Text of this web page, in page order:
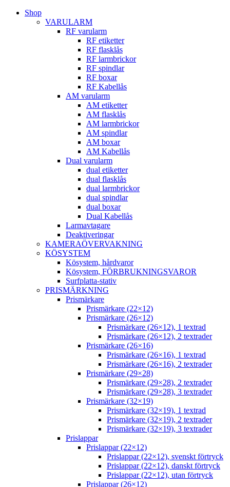
Shop
VARULARM
RF varularm
RF etiketter
RF flasklås
RF larmbrickor
RF spindlar
RF boxar
RF Kabellås
AM varularm
AM etiketter
AM flasklås
AM larmbrickor
AM spindlar
AM boxar
AM Kabellås
Dual varularm
dual etiketter
dual flasklås
dual larmbrickor
dual spindlar
dual boxar
Dual Kabellås
Larmavtagare
Deaktiveringar
KAMERAÖVERVAKNING
KÖSYSTEM
Kösystem, hårdvaror
Kösystem, FÖRBRUKNINGSVAROR
Surfplatta-stativ
PRISMÄRKNING
Prismärkare
Prismärkare (22×12)
Prismärkare (26×12)
Prismärkare (26×12), 1 textrad
Prismärkare (26×12), 2 textrader
Prismärkare (26×16)
Prismärkare (26×16), 1 textrad
Prismärkare (26×16), 2 textrader
Prismärkare (29×28)
Prismärkare (29×28), 2 textrader
Prismärkare (29×28), 3 textrader
Prismärkare (32×19)
Prismärkare (32×19), 1 textrad
Prismärkare (32×19), 2 textrader
Prismärkare (32×19), 3 textrader
Prislappar
Prislappar (22×12)
Prislappar (22×12), svenskt förtryck
Prislappar (22×12), danskt förtryck
Prislappar (22×12), utan förtryck
Prislappar (26×12)